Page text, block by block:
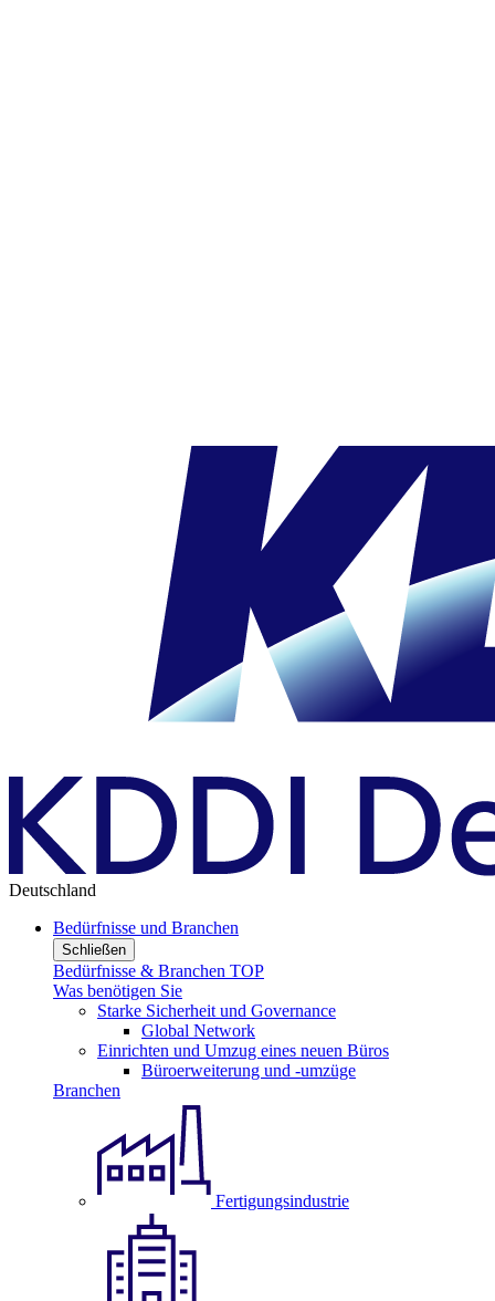
Deutschland
Bedürfnisse und Branchen
Schließen
Bedürfnisse & Branchen TOP
Was benötigen Sie
Starke Sicherheit und Governance
Global Network
Einrichten und Umzug eines neuen Büros
Büroerweiterung und -umzüge
Branchen
Fertigungsindustrie